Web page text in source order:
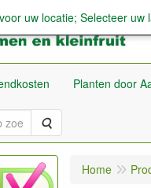
Planten door
Zoeken
Home
uw locatie; Selecteer uw